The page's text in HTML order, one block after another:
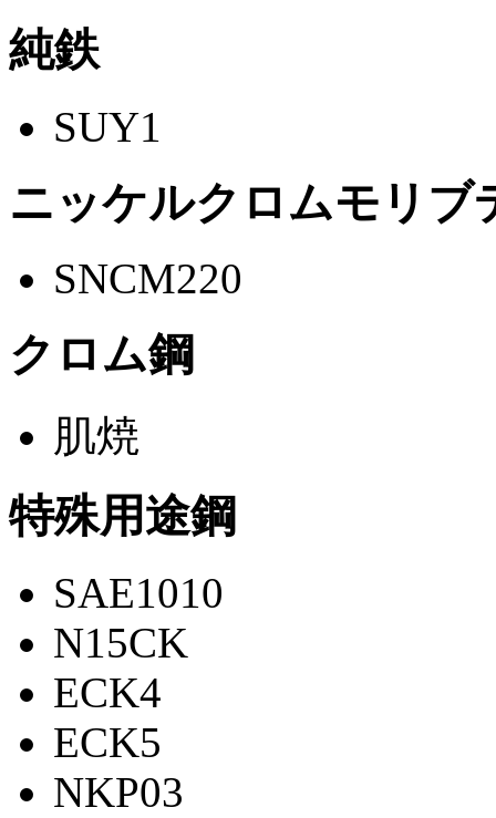
純鉄
SUY1
ニッケルクロムモリブ
SNCM220
クロム鋼
肌焼
特殊用途鋼
SAE1010
N15CK
ECK4
ECK5
NKP03